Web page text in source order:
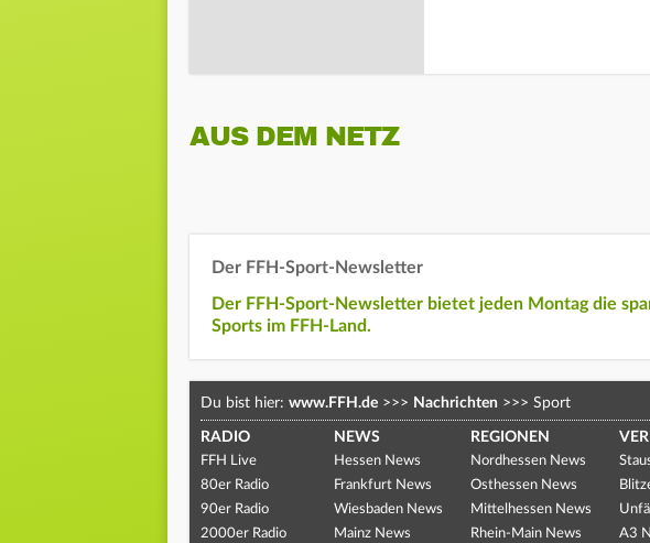
AUS DEM NETZ
Der FFH-Sport-Newsletter
Der FFH-Sport-Newsletter bietet jeden Montag die
Sports im FFH-Land.
Du bist hier: www.FFH.de >>> Nachrichten >>> Sport
RADIO
FFH Live
80er Radio
90er Radio
2000er Radio
NEWS
Hessen News
Frankfurt News
Wiesbaden News
Mainz News
REGIONEN
Nordhessen News
Osthessen News
Mittelhessen News
Rhein-Main News
A3